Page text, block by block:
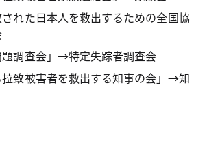
された日本人を救出するための全国協
題調査会」→特定失踪者調査会
拉致被害者を救出する知事の会」→知